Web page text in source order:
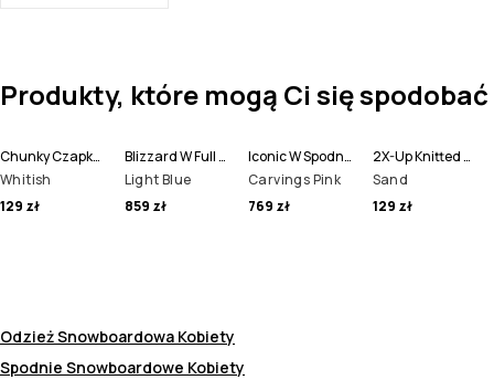
Produkty, które mogą Ci się spodobać
Chunky Czapka Beanie
Whitish
129 zł
Blizzard W Full Zip Kurtka Snowboardowa Kobiety
Light Blue
859 zł
Iconic W Spodnie Snowboardowe Kobiety
Carvings Pink
769 zł
2X-Up Knitted Ochraniacze na Twarz
Sand
129 zł
Odzież Snowboardowa Kobiety
Spodnie Snowboardowe Kobiety